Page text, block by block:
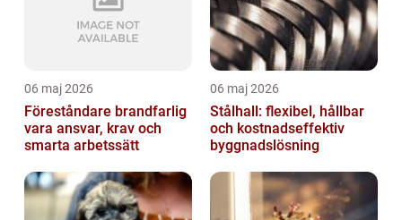
06 maj 2026
Föreståndare brandfarlig
vara ansvar, krav och
smarta arbetssätt
06 maj 2026
Stålhall: flexibel, hållbar
och kostnadseffektiv
byggnadslösning